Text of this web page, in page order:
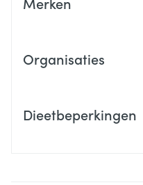
Organisaties
Dieetbeperkingen